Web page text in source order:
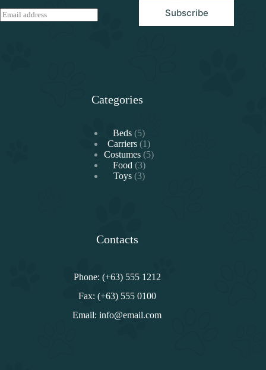
E
m
Subscribe
Categories
Beds 55
products
Carriers 11
product
Costumes 55
Food 33
products
Toys 33
Contacts
Phone: (+63) 555 1212
Fax: (+63) 555 0100
Email: info@email.com